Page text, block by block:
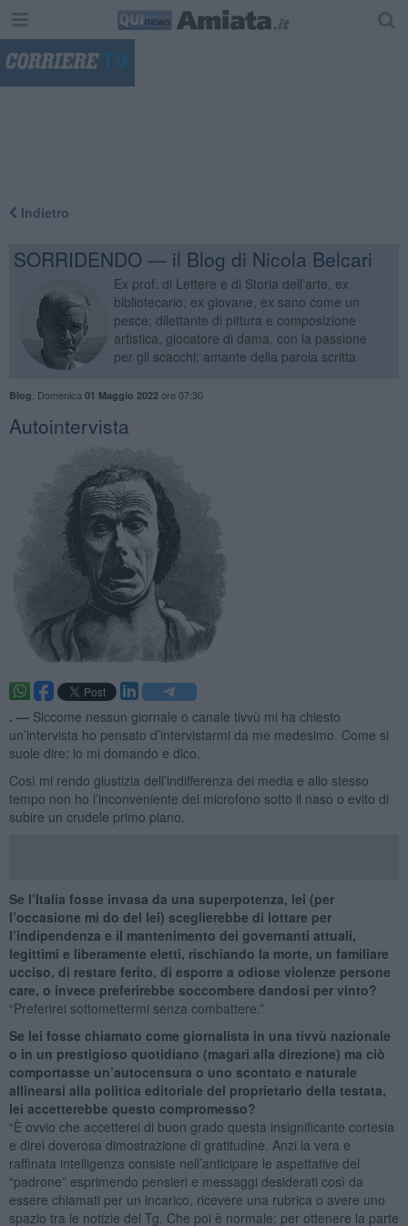
Indietro
SORRIDENDO — il Blog di Nicola Belcari
Ex prof. di Lettere e di Storia dell’arte, ex
bibliotecario; ex giovane, ex sano come un
pesce; dilettante di pittura e composizione
artistica, giocatore di dama, con la passione
per gli scacchi; amante della parola scritta
Blog Domenica 01 Maggio 2022ore 07:30
Autointervista
. — Siccome nessun giornale o canale tivvù mi ha chiesto
un’intervista ho pensato d’intervistarmi da me medesimo. Come si
suole dire: io mi domando e dico.
Così mi rendo giustizia dell’indifferenza dei media e allo stesso
tempo non ho l’inconveniente del microfono sotto il naso o evito di
subire un crudele primo piano.
Se l’Italia fosse invasa da una superpotenza, lei (per
l’occasione mi do del lei) sceglierebbe di lottare per
l’indipendenza e il mantenimento dei governanti attuali,
legittimi e liberamente eletti, rischiando la morte, un familiare
ucciso, di restare ferito, di esporre a odiose violenze persone
care, o invece preferirebbe soccombere dandosi per vinto?
“Preferirei sottomettermi senza combattere.”
Se lei fosse chiamato come giornalista in una tivvù nazionale
o in un prestigioso quotidiano (magari alla direzione) ma ciò
comportasse un’autocensura o uno scontato e naturale
allinearsi alla politica editoriale del proprietario della testata,
lei accetterebbe questo compromesso?
“È ovvio che accetterei di buon grado questa insignificante cortesia
e direi doverosa dimostrazione di gratitudine. Anzi la vera e
raffinata intelligenza consiste nell’anticipare le aspettative del
“padrone” esprimendo pensieri e messaggi desiderati così da
essere chiamati per un incarico, ricevere una rubrica o avere uno
spazio tra le notizie del Tg. Che poi è normale: per ottenere la parte